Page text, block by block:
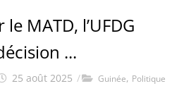
MATD, l’UFDG
...
25 août 2025 / Guinée, Politique